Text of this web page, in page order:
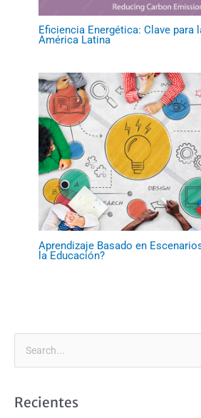
Eficiencia Energética: Clave para
América Latina
Aprendizaje Basado en
la Educación?
cRecientes